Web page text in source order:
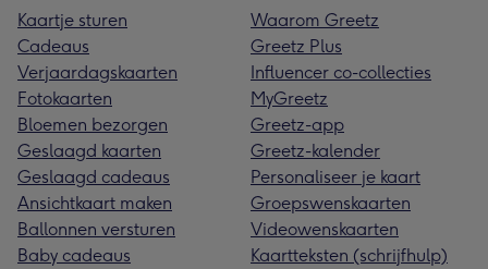
Kaartje sturen
Cadeaus
Verjaardagskaarten
Fotokaarten
Bloemen bezorgen
Geslaagd kaarten
Geslaagd cadeaus
Ansichtkaart maken
Ballonnen versturen
Baby cadeaus
Waarom Greetz
Greetz Plus
Influencer co-collecties
MyGreetz
Greetz-app
Greetz-kalender
Personaliseer je kaart
Groepswenskaarten
Videowenskaarten
Kaartteksten (schrijfhulp)